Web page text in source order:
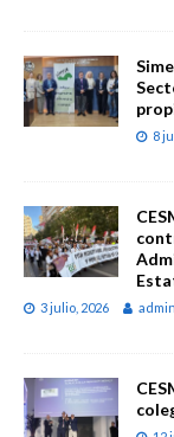
8
3 julio, 2026 admin